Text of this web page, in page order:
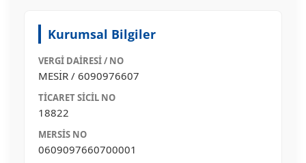
Kurumsal Bilgiler
VERGI DAIRESI / NO
MESİR / 6090976607
TICARET SICIL NO
18822
MERSIS NO
0609097660700001